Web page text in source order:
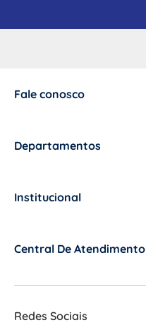
Fale conosco
Departamentos
Institucional
Central De Atendimento
Redes Sociais